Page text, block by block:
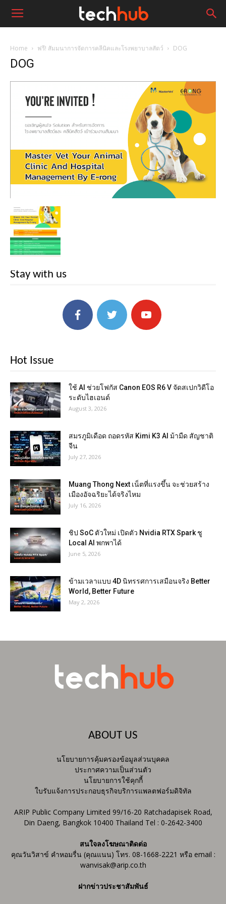
Home ฟรี! สัมมนาการจัดการคลีนิคและโรงพยาบาลสัตว์ DOG
DOG
Stay with us
Hot Issue
ใช้ AI ช่วยโฟกัส Canon EOS R6 V จัดสเปกวิดีโอ
ระดับไฮเอนด์
August 3, 2026
สมรภูมิเดือด ถอดรหัส Kimi K3 AI ม้ามืด สัญชาติ
จีน
July 27, 2026
Muang Thong Next เน็ตที่แรงขึ้น จะช่วยสร้าง
เมืองอัจฉริยะได้จริงไหม
July 16, 2026
ชิป SoC ตัวใหม่ เปิดตัว Nvidia RTX Spark ชู
Local AI พกพาได้
June 5, 2026
ข้ามเวลาแบบ 4D นิทรรศการเสมือนจริง Better
World, Better Future
May 2, 2026
ABOUT US
นโยบายการคุ้มครองข้อมูลส่วนบุคคล
ประกาศความเป็นส่วนตัว
นโยบายการใช้คุกกี้
ใบรับแจ้งการประกอบธุรกิจบริการแพลตฟอร์มดิจิทัล
ARIP Public Company Limited 99/16-20 Ratchadapisek Road,
Din Daeng, Bangkok 10400 Thailand Tel : 0-2642-3400
สนใจลงโฆษณาติดต่อ
คุณวันวิสาข์ คำหอมรื่น (คุณแนน) โทร. 08-1668-2221 หรือ email :
wanvisak@arip.co.th
ฝากข่าวประชาสัมพันธ์